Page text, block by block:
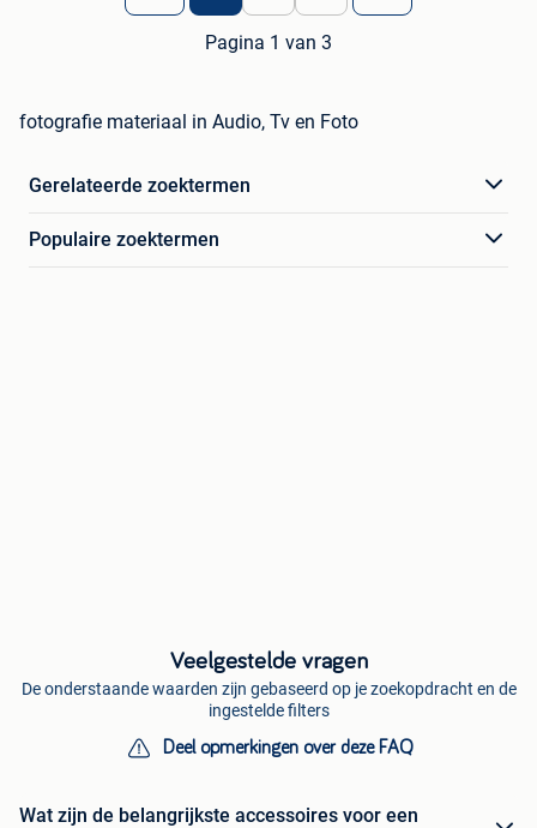
Pagina 1 van 3
fotografie materiaal in Audio, Tv en Foto
Gerelateerde zoektermen
Populaire zoektermen
Veelgestelde vragen
De onderstaande waarden zijn gebaseerd op je zoekopdracht en de
ingestelde filters
Deel opmerkingen over deze FAQ
Wat zijn de belangrijkste accessoires voor een